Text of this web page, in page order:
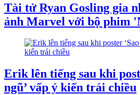
Tài tử Ryan Gosling gia
ảnh Marvel với bộ phim
Erik lên tiếng sau khi
ngũ’ vấp ý kiến trái chiều